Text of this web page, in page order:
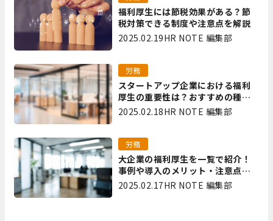
福利厚生には節税効果がある？節
税対策できる制度や注意点を解説
2025.02.19HR NOTE 編集部
スタートアップ企業における福利
厚生の重要性は？おすすめの種類
やメリット・デメリットを解説
労務
2025.02.18HR NOTE 編集部
大企業の福利厚生を一覧で紹介！
事例や導入のメリット・注意点を
解説
労務
2025.02.17HR NOTE 編集部